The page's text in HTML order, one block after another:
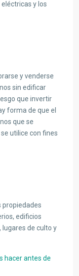
y los
y venderse
sin edificar
que invertir
forma de que el
que se
utilice con fines
propiedades
edificios
de culto y
hacer antes de